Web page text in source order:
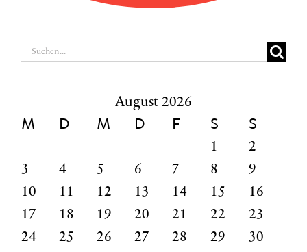
Suche
August 2026
M D M D F S S
1
2
3
4 5 6 7 8
9
10
11 12 13 14 15
16
17
18 19 20 21 22
23
24
25 26 27 28 29
30